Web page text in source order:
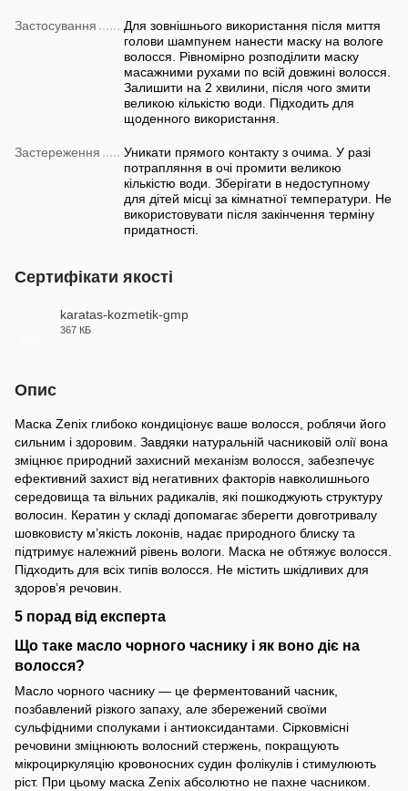
Застосування
Для зовнішнього використання після миття
голови шампунем нанести маску на вологе
волосся. Рівномірно розподілити маску
масажними рухами по всій довжині волосся.
Залишити на 2 хвилини, після чого змити
великою кількістю води. Підходить для
щоденного використання.
Застереження
Уникати прямого контакту з очима. У разі
потрапляння в очі промити великою
кількістю води. Зберігати в недоступному
для дітей місці за кімнатної температури. Не
використовувати після закінчення терміну
придатності.
Сертифікати якості
karatas-kozmetik-gmp
367 КБ
Опис
Маска Zenix глибоко кондиціонує ваше волосся, роблячи його
сильним і здоровим. Завдяки натуральній часниковій олії вона
зміцнює природний захисний механізм волосся, забезпечує
ефективний захист від негативних факторів навколишнього
середовища та вільних радикалів, які пошкоджують структуру
волосин. Кератин у складі допомагає зберегти довготривалу
шовковисту м’якість локонів, надає природного блиску та
підтримує належний рівень вологи. Маска не обтяжує волосся.
Підходить для всіх типів волосся. Не містить шкідливих для
здоров’я речовин.
5 порад від експерта
Що таке масло чорного часнику і як воно діє на
волосся?
Масло чорного часнику — це ферментований часник,
позбавлений різкого запаху, але збережений своїми
сульфідними сполуками і антиоксидантами. Сірковмісні
речовини зміцнюють волосний стержень, покращують
мікроциркуляцію кровоносних судин фолікулів і стимулюють
ріст. При цьому маска Zenix абсолютно не пахне часником.